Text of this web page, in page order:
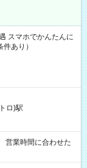
スマホでかんたんに
あり）
ロ)駅